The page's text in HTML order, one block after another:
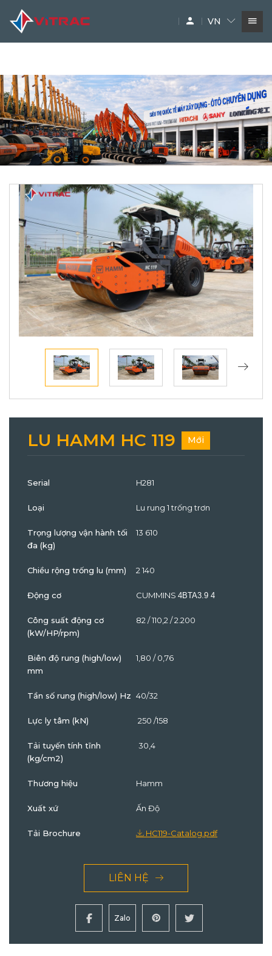
lu hamm , , lu hamm 3414, xe lu rung hamm, xe lu rung, các
loại xe lu, xe lu tĩnh 20 tấn
SIÊU THỊ MÁY XÂY DỰNG
THƯƠNG HIỆU
PHỤ TÙNG
VN
LU HAMM HC 119 Mới
Serial H281
Loại Lu rung 1 trống trơn
Trọng lượng vận hành tối
đa (kg)
13 610
Chiều rộng trống lu (mm) 2 140
Động cơ CUMMINS 4BTA3.9 4
Công suất động cơ
(kW/HP/rpm)
82 / 110,2 / 2.200
Biên độ rung (high/low)
mm
1,80 / 0,76
Tần số rung (high/low) Hz 40/32
Lực ly tâm (kN) 250 /158
Tải tuyến tính tĩnh
(kg/cm2)
30,4
Thương hiệu Hamm
Xuất xứ Ấn Độ
Tải Brochure HC119-Catalog.pdf
LIÊN HỆ
Zalo